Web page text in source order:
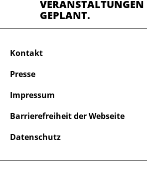
VERANSTALTUNGEN
GEPLANT.
Kontakt
Presse
Impressum
Barrierefreiheit der Webseite
Datenschutz